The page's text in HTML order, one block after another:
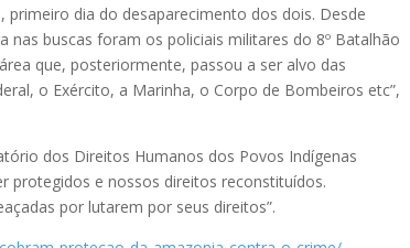
dia do desaparecimento dos dois. Desde
buscas foram os policiais militares do 8º Batalhão
que, posteriormente, passou a ser alvo das
o Exército, a Marinha, o Corpo de Bombeiros etc”,
dos Direitos Humanos dos Povos Indígenas
protegidos e nossos direitos reconstituídos.
por lutarem por seus direitos”.